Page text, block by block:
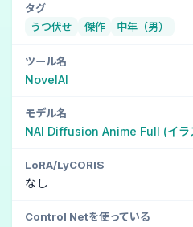
タグ
うつ伏せ
傑作 中年（男）
ツール名
NovelAI
モデル名
NAI Diffusion Anime Full (イラ
LoRA/LyCORIS
なし
Control Netを使っている